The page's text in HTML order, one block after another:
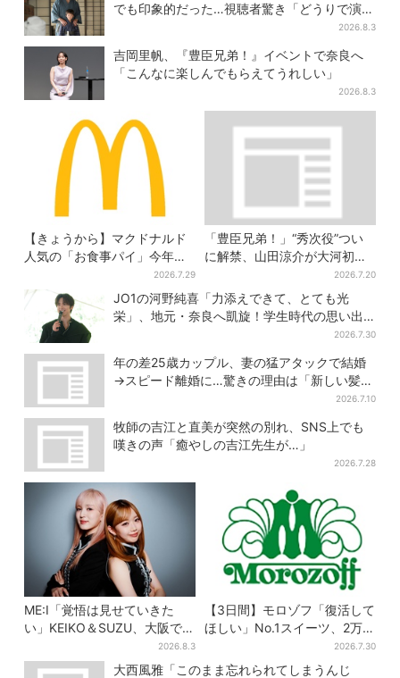
でも印象的だった…視聴者驚き「どうりで演技
2026.8.3
吉岡里帆、『豊臣兄弟！』イベントで奈良へ
「こんなに楽しんでもらえてうれしい」
2026.8.3
【きょうから】マクドナルド
人気の「お食事パイ」今年も
登場、熱々とろ～り夏限定メ
ニュー
2026.7.29
「豊臣兄弟！」“秀次役”つい
に解禁、山田涼介が大河初出
演「まさかの」「楽しみすぎ
る」
2026.7.20
JO1の河野純喜「力添えできて、とても光
栄」、地元・奈良へ凱旋！学生時代の思い出
2026.7.30
年の差25歳カップル、妻の猛アタックで結婚
→スピード離婚に…驚きの理由は「新しい髪
2026.7.10
牧師の吉江と直美が突然の別れ、SNS上でも
嘆きの声「癒やしの吉江先生が…」
2026.7.28
ME:I「覚悟は見せていきた
い」KEIKO＆SUZU、大阪で語
る…“日プ女子”からの3年間
と、7人で目指す夢
2026.8.3
【3日間】モロゾフ「復活して
ほしい」No.1スイーツ、2万
3865票から選ばれた名作を限
定販売
2026.7.30
大西風雅「このまま忘れられてしまうんじ